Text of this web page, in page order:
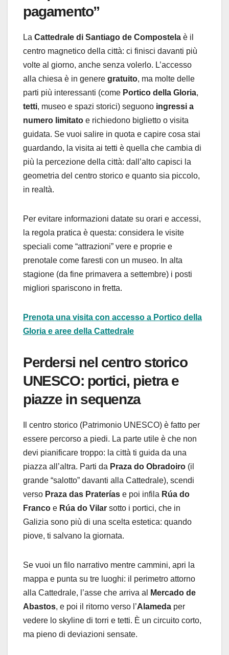
pagamento”
La Cattedrale di Santiago de Compostela è il
centro magnetico della città: ci finisci davanti più
volte al giorno, anche senza volerlo. L’accesso
alla chiesa è in genere gratuito, ma molte delle
parti più interessanti (come Portico della Gloria,
tetti, museo e spazi storici) seguono ingressi a
numero limitato e richiedono biglietto o visita
guidata. Se vuoi salire in quota e capire cosa stai
guardando, la visita ai tetti è quella che cambia di
più la percezione della città: dall’alto capisci la
geometria del centro storico e quanto sia piccolo,
in realtà.
Per evitare informazioni datate su orari e accessi,
la regola pratica è questa: considera le visite
speciali come “attrazioni” vere e proprie e
prenotale come faresti con un museo. In alta
stagione (da fine primavera a settembre) i posti
migliori spariscono in fretta.
Prenota una visita con accesso a Portico della
Gloria e aree della Cattedrale
Perdersi nel centro storico
UNESCO: portici, pietra e
piazze in sequenza
Il centro storico (Patrimonio UNESCO) è fatto per
essere percorso a piedi. La parte utile è che non
devi pianificare troppo: la città ti guida da una
piazza all’altra. Parti da Praza do Obradoiro (il
grande “salotto” davanti alla Cattedrale), scendi
verso Praza das Praterías e poi infila Rúa do
Franco e Rúa do Vilar sotto i portici, che in
Galizia sono più di una scelta estetica: quando
piove, ti salvano la giornata.
Se vuoi un filo narrativo mentre cammini, apri la
mappa e punta su tre luoghi: il perimetro attorno
alla Cattedrale, l’asse che arriva al
Mercado de
Abastos, e poi il ritorno verso l’Alameda per
vedere lo skyline di torri e tetti. È un circuito corto,
ma pieno di deviazioni sensate.